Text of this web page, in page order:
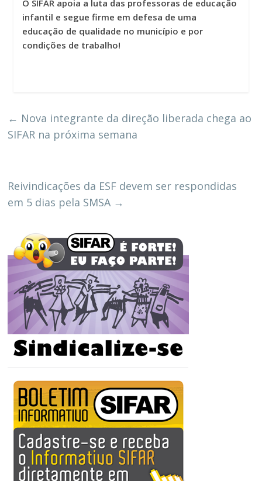
O SIFAR apoia a luta das professoras de educação
infantil e segue firme em defesa de uma
educação de qualidade no município e por
condições de trabalho!
← Nova integrante da direção liberada chega ao
SIFAR na próxima semana
Reivindicações da ESF devem ser respondidas
em 5 dias pela SMSA →